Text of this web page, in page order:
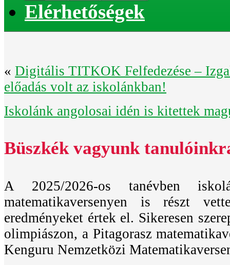
Elérhetőségek
« Digitális TITKOK Felfedezése –
előadás volt az iskolánkban!
Iskolánk angolosai idén is kitettek
Büszkék vagyunk
A 2025/2026-os tanévben
matematikaversenyen is részt
eredményeket értek el. Sikeresen
olimpiászon, a Pitagorasz
Kenguru Nemzetközi